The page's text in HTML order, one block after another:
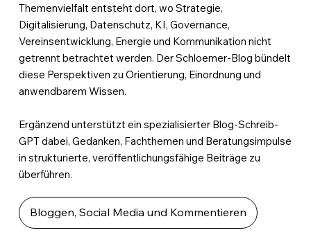
Themenvielfalt entsteht dort, wo Strategie,
Digitalisierung, Datenschutz, KI, Governance,
Vereinsentwicklung, Energie und Kommunikation nicht
getrennt betrachtet werden. Der Schloemer-Blog bündelt
diese Perspektiven zu Orientierung, Einordnung und
anwendbarem Wissen.
Ergänzend unterstützt ein spezialisierter Blog-Schreib-
GPT dabei, Gedanken, Fachthemen und Beratungsimpulse
in strukturierte, veröffentlichungsfähige Beiträge zu
überführen.
Bloggen, Social Media und Kommentieren